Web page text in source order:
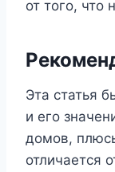
от того, что
Эта статья
и его
домов,
отличается